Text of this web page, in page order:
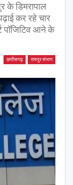
के डिमरापाल
कर रहे चार
पॉजिटिव आने के
छत्तीसगढ़ रायपुर संभाग